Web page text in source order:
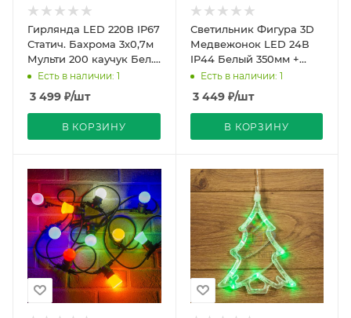
Гирлянда LED 220В IP67
Статич. Бахрома 3х0,7м
Мульти 200 каучук Бел.
С сет.шнуром Uniel
Есть в наличии: 1
3 499 ₽/шт
В КОРЗИНУ
Светильник Фигура 3D
Медвежонок LED 24В
IP44 Белый 350мм +
Адаптер D6008 Svetlon
Есть в наличии: 1
3 449₽/шт
В КОРЗИНУ